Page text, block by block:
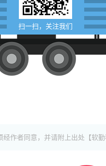
扫一扫，关注我们
作者同意，并请附上出处【软